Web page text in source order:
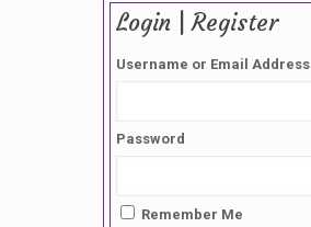
Login | Register
Username or Email Address
Password
Remember Me